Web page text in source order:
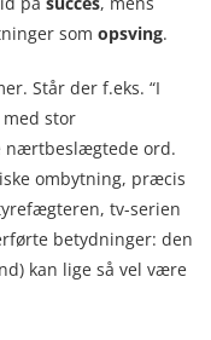
som opsving.
Står der f.eks. “I
med stor
nærtbeslægtede ord.
ombytning, præcis
tv-serien
betydninger: den
kan lige så vel være